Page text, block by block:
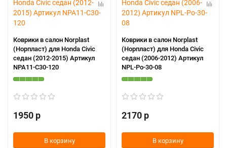
Коврики в салон Norplast
(Норпласт) для Honda Civic
седан (2012-2015) Артикул
NPA11-C30-120
1950 р
В корзину
Коврики в салон Norplast
(Норпласт) для Honda Civic
седан (2006-2012) Артикул
NPL-Po-30-08
2170 р
В корзину